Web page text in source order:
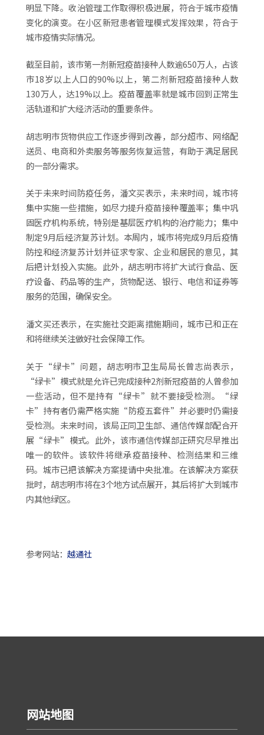
明显下降。收治管理工作取得积极进展，符合于城市疫情
变化的演变。在小区新冠患者管理模式发挥效果，符合于
城市疫情实际情况。
截至目前，该市第一剂新冠疫苗接种人数逾650万人，占该
市18岁以上人口的90%以上，第二剂新冠疫苗接种人数
130万人，达19%以上。疫苗覆盖率就是城市回到正常生
活轨道和扩大经济活动的重要条件。
胡志明市货物供应工作逐步得到改善，部分超市、网络配
送员、电商和外卖服务等服务恢复运营，有助于满足居民
的一部分需求。
关于未来时间防疫任务，潘文买表示，未来时间，城市将
集中实施一些措施，如尽力提升疫苗接种覆盖率；集中巩
固医疗机构系统，特别是基层医疗机构的治疗能力；集中
制定9月后经济复苏计划。本周内，城市将完成9月后疫情
防控和经济复苏计划并征求专家、企业和居民的意见，其
后把计划投入实施。此外，胡志明市将扩大试行食品、医
疗设备、药品等的生产，货物配送、银行、电信和证券等
服务的范围，确保安全。
潘文买还表示，在实施社交距离措施期间，城市已和正在
和将继续关注做好社会保障工作。
关于“绿卡”问题，胡志明市卫生局局长曾志尚表示，
“绿卡”模式就是允许已完成接种2剂新冠疫苗的人曾参加
一些活动，但不是持有“绿卡”就不要接受检测。“绿
卡”持有者仍需严格实施“防疫五套件”并必要时仍需接
受检测。未来时间，该局正同卫生部、通信传媒部配合开
展“绿卡”模式。此外，该市通信传媒部正研究尽早推出
唯一的软件。该软件将继承疫苗接种、检测结果和三维
码。城市已把该解决方案提请中央批准。在该解决方案获
批时，胡志明市将在3个地方试点展开，其后将扩大到城市
内其他绿区。
参考网站： 越通社
网站地图